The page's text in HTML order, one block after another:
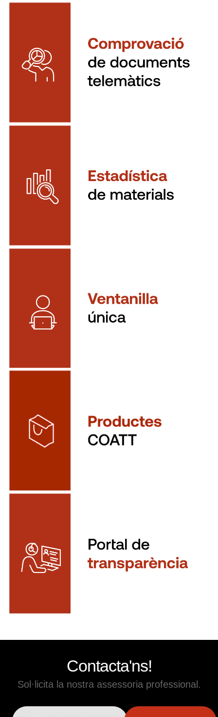
Contacta'ns!
Sol·licita la nostra assessoria professional.